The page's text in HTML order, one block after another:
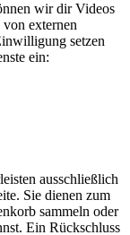
wir dir Videos
externen
setzen
ein:
ausschließlich
Sie dienen zum
sammeln oder
Ein Rückschluss